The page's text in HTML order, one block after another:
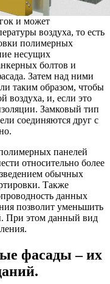
и может
воздуха, то есть
полимерных
несущих
болтов и
Затем над ними
таким образом, чтобы
воздуха, и, если это
Замковый тип
соединяются друг с
панелей
относительно более
обычных
Также
данных
позволит уменьшить
При этом данный вид
фасады – их